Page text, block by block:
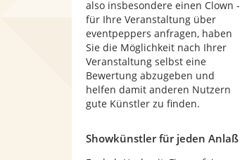
also insbesondere einen Clown -
für Ihre Veranstaltung über
eventpeppers anfragen, haben
Sie die Möglichkeit nach Ihrer
Veranstaltung selbst eine
Bewertung abzugeben und
helfen damit anderen Nutzern
gute Künstler zu finden.
Showkünstler für jeden Anlaß